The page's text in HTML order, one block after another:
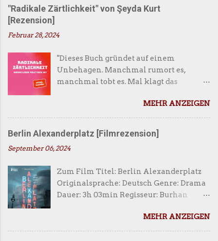
"Radikale Zärtlichkeit" von Şeyda Kurt
[Rezension]
Februar 28, 2024
"Dieses Buch gründet auf einem
Unbehagen. Manchmal rumort es,
manchmal tobt es. Mal klagt das
verschwindet nie."* Inhalt What is love?
Ist die Liebe Sinn des Lebens, eine
politische Allianz, Illusion oder
Selbstzweck? Oder ist sie gar unmöglich,
weil wir uns zwischen Zukunftsängsten,
diskriminierenden Strukturen völlig
zerreiben? Şeyda Kurt nimmt unsere
allzu vertrauten Liebesnormen im
Kapitalismus auseinander – und
erforscht am Beispiel ihrer eigenen
MEHR ANZEIGEN
Berlin Alexanderplatz [Filmrezension]
September 06, 2024
Zum Film Titel: Berlin Alexanderplatz
Originalsprache: Deutsch Genre: Drama
Dauer: 3h 03min Regisseur: Burhan
2020 Altersfreigabe: FSK 12 Inhalt
Francis (Welket Bungué) befindet sich
MEHR ANZEIGEN